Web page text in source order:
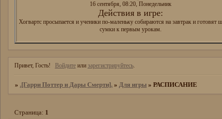
16 сентября, 08:20, Понедельник
Действия в игре:
Хогвартс просыпается и ученики по-маленьку собираются на завтрак и готовят
сумки к первым урокам.
Привет, Гость! Войдитеили зарегистрируйтесь.
» .[Гарри Поттер и Дары Смерти]. » Для игры » РАСПИСАНИЕ
Страница: 1